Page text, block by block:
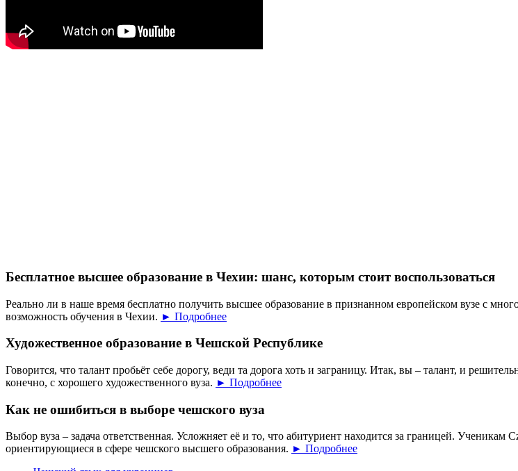
Бесплатное высшее образование в Чехии: шанс, которым стоит воспользоваться
Реально ли в наше время бесплатно получить высшее образование в признанном европейском вузе с
возможность обучения в Чехии. ► Подробнее
Художественное образование в Чешской Республике
Говорится, что талант пробьёт себе дорогу, веди та дорога хоть и заграницу. Итак, вы – талант, и
конечно, с хорошего художественного вуза. ► Подробнее
Как не ошибиться в выборе чешского вуза
Выбор вуза – задача ответственная. Усложняет её и то, что абитуриент находится за границей.
ориентирующиеся в сфере чешского высшего образования. ► Подробнее